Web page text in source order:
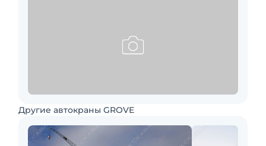
Другие автокраны GROVE